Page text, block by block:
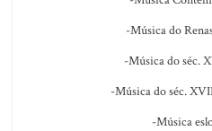
-Música do
-Música do séc.
-Música do séc.
-Música